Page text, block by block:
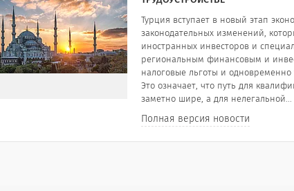
Турция вступает в новый этап
законодательных изменений,
иностранных инвесторов и
региональным финансовым и
налоговые льготы и
Это означает, что путь для
заметно шире, а для нелегальной...
Полная версия новости